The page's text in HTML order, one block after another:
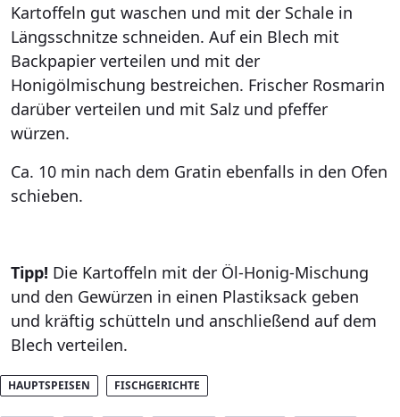
Kartoffeln gut waschen und mit der Schale in
Längsschnitze schneiden. Auf ein Blech mit
Backpapier verteilen und mit der
Honigölmischung bestreichen. Frischer Rosmarin
darüber verteilen und mit Salz und pfeffer
würzen.
Ca. 10 min nach dem Gratin ebenfalls in den Ofen
schieben.
Tipp! Die Kartoffeln mit der Öl-Honig-Mischung
und den Gewürzen in einen Plastiksack geben
und kräftig schütteln und anschließend auf dem
Blech verteilen.
HAUPTSPEISEN FISCHGERICHTE